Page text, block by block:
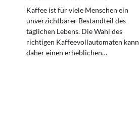
Kaffee ist für viele Menschen ein
unverzichtbarer Bestandteil des
täglichen Lebens. Die Wahl des
richtigen Kaffeevollautomaten kann
daher einen erheblichen…